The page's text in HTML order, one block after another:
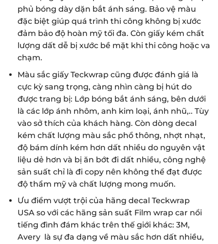
phủ bóng dày dặn bắt ánh sáng. Bảo vệ màu
đặc biệt giúp quá trình thi công không bị xước
đảm bảo độ hoàn mỹ tối đa. Còn giấy kém chất
lượng dất dễ bị xước bề mặt khi thi công hoặc va
chạm.
Màu sắc giấy Teckwrap cũng được đánh giá là
cực kỳ sang trọng, càng nhìn càng bị hút do
được trang bị: Lớp bóng bắt ánh sáng, bên dưới
là các lớp ánh nhôm, anh kim loại, ánh nhũ,.. Tùy
vào sở thích của khách hàng. Còn dòng decal
kém chất lượng màu sắc phổ thông, nhợt nhạt,
độ bám dính kém hơn dất nhiều do nguyên vật
liệu dẻ hơn và bị ăn bớt đi dất nhiều, công nghệ
sản suất chỉ là đi copy nên không thể đạt được
độ thẩm mỹ và chất lượng mong muốn.
Ưu điểm vượt trội của hãng decal Teckwrap
USA so với các hãng sản suất Film wrap car nổi
tiếng đình đám khác trên thế giới khác: 3M,
Avery là sự đa dạng về màu sắc hơn dất nhiều,